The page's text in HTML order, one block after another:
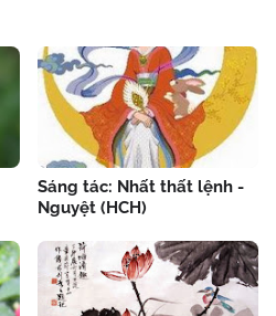
Sáng tác: Nhất thất lệnh -
Nguyệt (HCH)